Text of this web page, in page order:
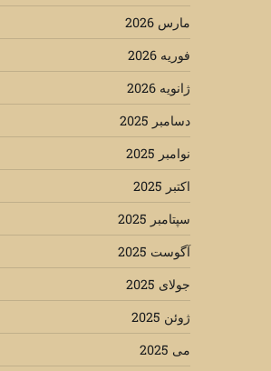
مارس 2026
فوریه 2026
ژانویه 2026
دسامبر 2025
نوامبر 2025
اکتبر 2025
سپتامبر 2025
آگوست 2025
جولای 2025
ژوئن 2025
می 2025